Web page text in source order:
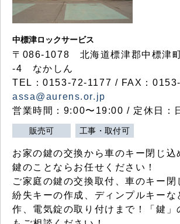
中標津ロックサービス
〒086-1078 北海道標津郡中標津
-4 なかしん
TEL：0153-72-1177 / FAX：
assa@aurens.or.jp
営業時間：9:00〜19:00 / 定休日：
販売可 工事・取付可
お家の鍵の交換から車のキー閉じ込
鍵のことならお任せください！
ご家庭の鍵の交換取付、車のキー閉
紛失キーの作成、ディンプルキーな
作、電気錠の取り付けまで！「鍵」